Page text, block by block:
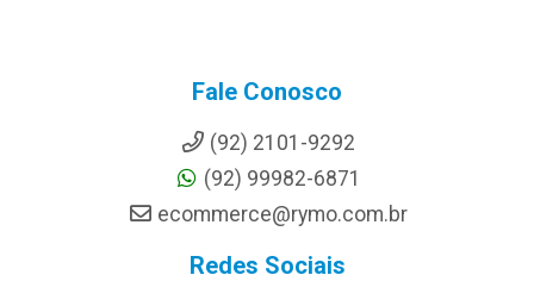
Fale Conosco
(92) 2101-9292
(92) 99982-6871
ecommerce@rymo.com.br
Redes Sociais